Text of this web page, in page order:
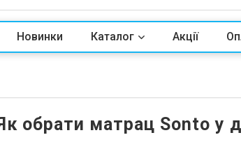
Новинки Каталог Акції
обрати матрац Sonto у